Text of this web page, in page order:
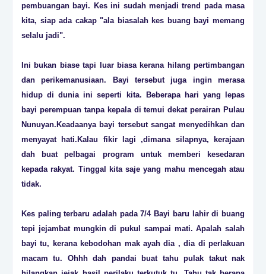
pembuangan bayi. Kes ini sudah menjadi trend pada masa
kita, siap ada cakap "ala biasalah kes buang bayi memang
selalu jadi".
Ini bukan biase tapi luar biasa kerana hilang pertimbangan
dan perikemanusiaan. Bayi tersebut juga ingin merasa
hidup di dunia ini seperti kita. Beberapa hari yang lepas
bayi perempuan tanpa kepala di temui dekat perairan Pulau
Nunuyan.Keadaanya bayi tersebut sangat menyedihkan dan
menyayat hati.Kalau fikir lagi ,dimana silapnya, kerajaan
dah buat pelbagai program untuk memberi kesedaran
kepada rakyat. Tinggal kita saje yang mahu mencegah atau
tidak.
Kes paling terbaru adalah pada 7/4 Bayi baru lahir di buang
tepi jejambat mungkin di pukul sampai mati. Apalah salah
bayi tu, kerana kebodohan mak ayah dia , dia di perlakuan
macam tu. Ohhh dah pandai buat tahu pulak takut nak